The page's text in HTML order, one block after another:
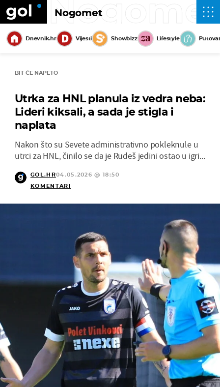
Nogomet
Dnevnik.hr Vijesti Showbizz Lifestyle
BIT ĆE NAPETO
Utrka za HNL planula iz vedra neba:
Lideri kiksali, a sada je stigla i
naplata
Nakon što su Sevete administrativno pokleknule u
utrci za HNL, činilo se da je Rudeš jedini ostao u igri...
GOL.HR04.05.2026 @ 18:50
KOMENTARI